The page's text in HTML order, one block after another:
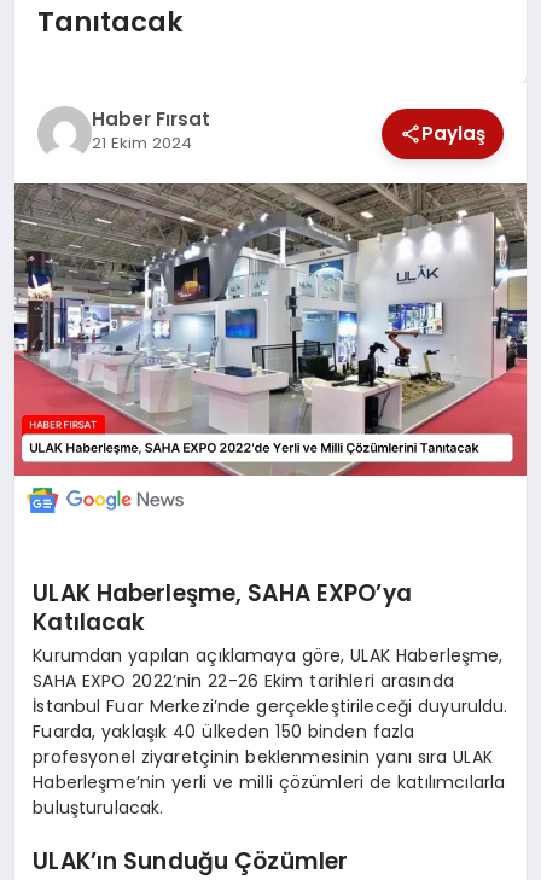
SAĞLIK
MAGAZİN
EĞİTİM
DÜNYA
Tanıtacak
Haber Fırsat
21 Ekim 2024 Paylaş
ULAK Haberleşme, SAHA EXPO’ya
Katılacak
Kurumdan yapılan açıklamaya göre, ULAK Haberleşme,
SAHA EXPO 2022’nin 22-26 Ekim tarihleri arasında
İstanbul Fuar Merkezi’nde gerçekleştirileceği duyuruldu.
Fuarda, yaklaşık 40 ülkeden 150 binden fazla
profesyonel ziyaretçinin beklenmesinin yanı sıra ULAK
Haberleşme’nin yerli ve milli çözümleri de katılımcılarla
buluşturulacak.
ULAK’ın Sunduğu Çözümler